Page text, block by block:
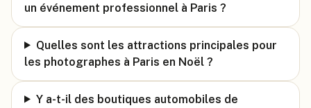
un événement professionnel à Paris ?
Quelles sont les attractions principales pour
les photographes à Paris en Noël ?
Y a-t-il des boutiques automobiles de